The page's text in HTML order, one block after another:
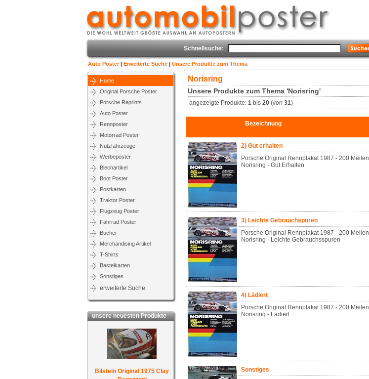
Schnellsuche:
Auto Poster| Erweiterte Suche | Unsere Produkte zum Thema
Home
Original Porsche Poster
Porsche Reprints
Auto Poster
Rennposter
Motorrad Poster
Nutzfahrzeuge
Werbeposter
Blechartikel
Boot Poster
Postkarten
Traktor Poster
Flugzeug Poster
Fahrrad Poster
Bücher
Merchandising Artikel
T-Shirts
Bastelkarten
Sonstiges
erweiterte Suche
unsere neuesten Produkte
Bilstein Original 1975 Clay
Norisring
Unsere Produkte zum Thema 'Norisring'
angezeigte Produkte: 1bis 20(von 31)
Bezeichnung
2) Gut erhalten
Porsche Original Rennplakat 1987 - 200 Meilen
Norisring - Gut Erhalten
3) Leichte Gebrauchspuren
Porsche Original Rennplakat 1987 - 200 Meilen
Norisring - Leichte Gebrauchsspuren
4) Lädiert
Porsche Original Rennplakat 1987 - 200 Meilen
Norisring - Lädiert
Sonstiges